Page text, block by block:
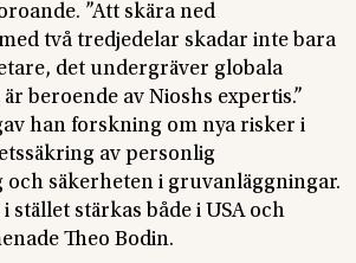
”Att skära ned
två tredjedelar skadar inte bara
det undergräver globala
beroende av Nioshs expertis.”
han forskning om nya risker i
av personlig
säkerheten i gruvanläggningar.
stället stärkas både i USA och
Theo Bodin.